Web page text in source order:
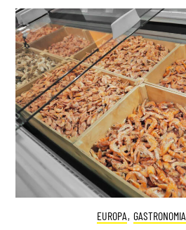
EUROPA, GASTRONOMIA